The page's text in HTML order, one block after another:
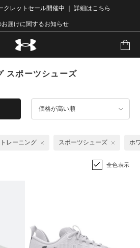
クレットセール開催中 ｜ 詳細はこちら
お届けに関するお知らせ
スポーツシューズ
価格が高い順
トレーニング スポーツシューズ ホ
全色表示